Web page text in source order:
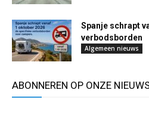
Spanje schrapt
verbodsborden
Algemeen nieuws
ABONNEREN OP ONZE